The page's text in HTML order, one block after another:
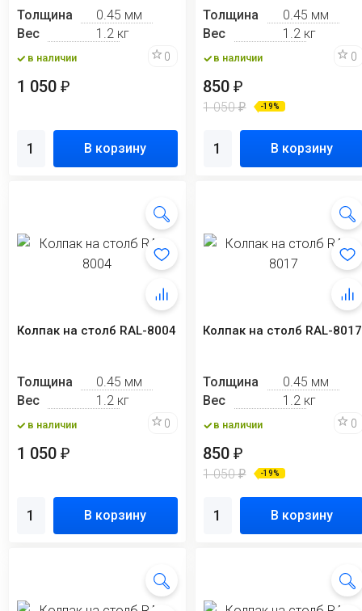
Толщина
0.45 мм
Вес
1.2 кг
в наличии 0
1 050 ₽
В корзину
Толщина
0.45 мм
Вес
1.2 кг
в наличии 0
850₽
1 050₽ -19%
В корзину
Колпак на столб RAL-8004
Толщина
0.45 мм
Вес
1.2 кг
в наличии 0
1 050 ₽
В корзину
Колпак на столб RAL-8017
Толщина
0.45 мм
Вес
1.2 кг
в наличии 0
850₽
1 050₽ -19%
В корзину